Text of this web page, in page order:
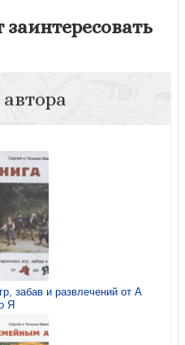
забав и развлечений от А
Я